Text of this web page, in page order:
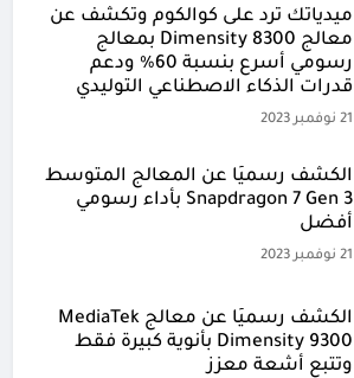
ميدياتك ترد على كوالكوم وتكشف عن
معالج Dimensity 8300 بمعالج
رسومي أسرع بنسبة 60% ودعم
قدرات الذكاء الاصطناعي التوليدي
21 نوفمبر 2023
الكشف رسميًا عن المعالج المتوسط
Snapdragon 7 Gen 3 بأداء رسومي
أفضل
21 نوفمبر 2023
الكشف رسميًا عن معالج MediaTek
Dimensity 9300 بأنوية كبيرة فقط
وتتبع أشعة معزز